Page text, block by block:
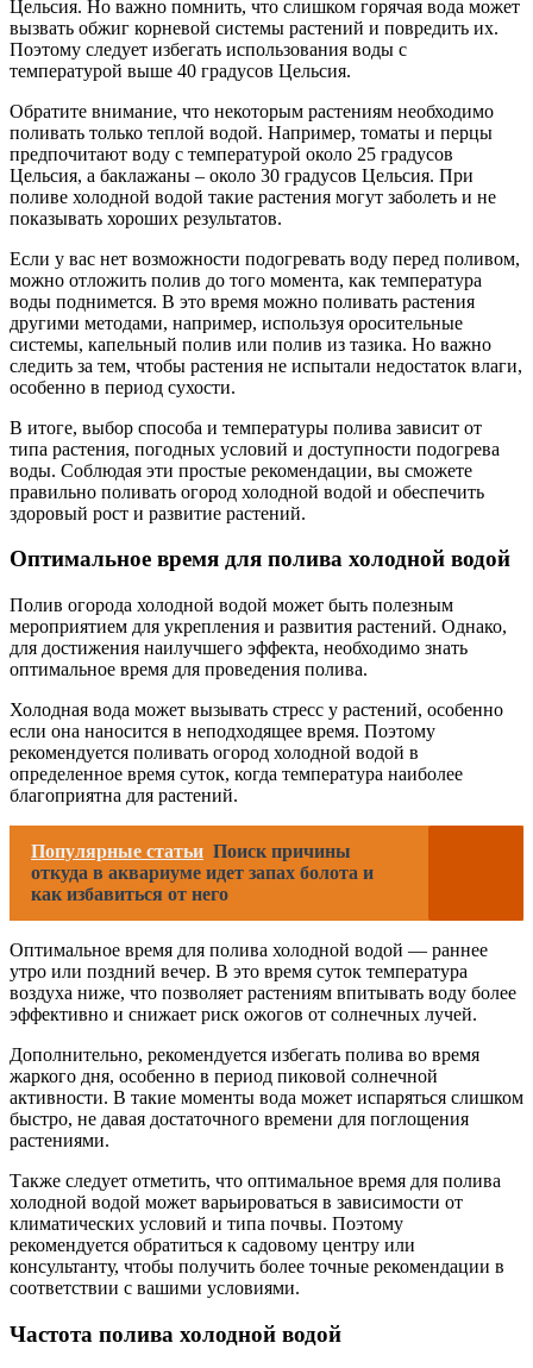
Цельсия. Но важно помнить, что слишком горячая вода может
вызвать обжиг корневой системы растений и повредить их.
Поэтому следует избегать использования воды с
температурой выше 40 градусов Цельсия.
Обратите внимание, что некоторым растениям необходимо
поливать только теплой водой. Например, томаты и перцы
предпочитают воду с температурой около 25 градусов
Цельсия, а баклажаны – около 30 градусов Цельсия. При
поливе холодной водой такие растения могут заболеть и не
показывать хороших результатов.
Если у вас нет возможности подогревать воду перед поливом,
можно отложить полив до того момента, как температура
воды поднимется. В это время можно поливать растения
другими методами, например, используя оросительные
системы, капельный полив или полив из тазика. Но важно
следить за тем, чтобы растения не испытали недостаток влаги,
особенно в период сухости.
В итоге, выбор способа и температуры полива зависит от
типа растения, погодных условий и доступности подогрева
воды. Соблюдая эти простые рекомендации, вы сможете
правильно поливать огород холодной водой и обеспечить
здоровый рост и развитие растений.
Оптимальное время для полива холодной водой
Полив огорода холодной водой может быть полезным
мероприятием для укрепления и развития растений. Однако,
для достижения наилучшего эффекта, необходимо знать
оптимальное время для проведения полива.
Холодная вода может вызывать стресс у растений, особенно
если она наносится в неподходящее время. Поэтому
рекомендуется поливать огород холодной водой в
определенное время суток, когда температура наиболее
благоприятна для растений.
Популярные статьи Поиск причины
откуда в аквариуме идет запах болота и
как избавиться от него
Оптимальное время для полива холодной водой — раннее
утро или поздний вечер. В это время суток температура
воздуха ниже, что позволяет растениям впитывать воду более
эффективно и снижает риск ожогов от солнечных лучей.
Дополнительно, рекомендуется избегать полива во время
жаркого дня, особенно в период пиковой солнечной
активности. В такие моменты вода может испаряться слишком
быстро, не давая достаточного времени для поглощения
растениями.
Также следует отметить, что оптимальное время для полива
холодной водой может варьироваться в зависимости от
климатических условий и типа почвы. Поэтому
рекомендуется обратиться к садовому центру или
консультанту, чтобы получить более точные рекомендации в
соответствии с вашими условиями.
Частота полива холодной водой